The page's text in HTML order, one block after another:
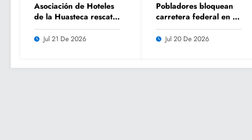
Asociación de Hoteles
de la Huasteca rescata
uno de los íconos
turísticos más
Jul 21 De 2026
Pobladores bloquean
carretera federal en El
Pujal por falta de
atención a caminos
Jul 20 De 2026